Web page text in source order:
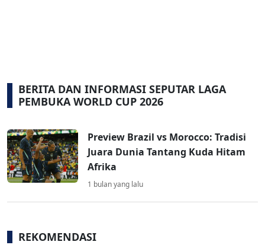
BERITA DAN INFORMASI SEPUTAR LAGA
PEMBUKA WORLD CUP 2026
Preview Brazil vs Morocco: Tradisi
Juara Dunia Tantang Kuda Hitam
Afrika
1 bulan yang lalu
REKOMENDASI